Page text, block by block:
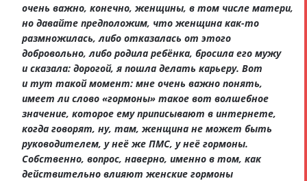
очень важно, конечно, женщины, в том числе матери,
но давайте предположим, что женщина как-то
размножилась, либо отказалась от этого
добровольно, либо родила ребёнка, бросила его мужу
и сказала: дорогой, я пошла делать карьеру. Вот
и тут такой момент: мне очень важно понять,
имеет ли слово «гормоны» такое вот волшебное
значение, которое ему приписывают в интернете,
когда говорят, ну, там, женщина не может быть
руководителем, у неё же ПМС, у неё гормоны.
Собственно, вопрос, наверно, именно в том, как
действительно влияют женские гормоны